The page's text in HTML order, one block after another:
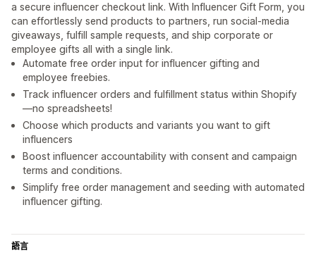
a secure influencer checkout link. With Influencer Gift Form, you
can effortlessly send products to partners, run social-media
giveaways, fulfill sample requests, and ship corporate or
employee gifts all with a single link.
Automate free order input for influencer gifting and
employee freebies.
Track influencer orders and fulfillment status within Shopify
—no spreadsheets!
Choose which products and variants you want to gift
influencers
Boost influencer accountability with consent and campaign
terms and conditions.
Simplify free order management and seeding with automated
influencer gifting.
語言